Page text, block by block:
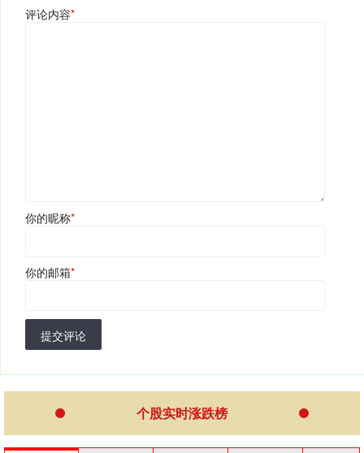
评论内容*
你的昵称*
你的邮箱*
提交评论
个股实时涨跌榜